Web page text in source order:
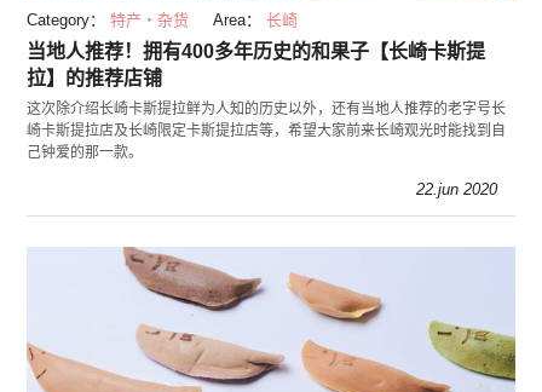
Category： 特产・杂货 Area： 长崎
当地人推荐！拥有400多年历史的和果子【长崎卡斯提
拉】的推荐店铺
这次除介绍长崎卡斯提拉鲜为人知的历史以外，还有当地人推荐的老字号长
崎卡斯提拉店及长崎限定卡斯提拉店等，希望大家前来长崎观光时能找到自
己钟爱的那一款。
22.jun 2020